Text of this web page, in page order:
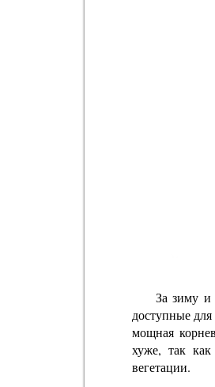
За зиму и
доступные
мощная
хуже, так
вегетации.